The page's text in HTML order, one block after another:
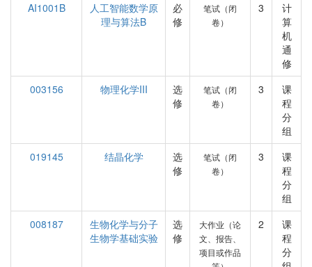
AI1001B
人工智能数学原
理与算法B
必
修
笔试（闭
卷）
3
计
算
机
通
修
003156
物理化学III
选
修
笔试（闭
卷）
3
课
程
分
组
019145
结晶化学
选
修
笔试（闭
卷）
3
课
程
分
组
008187
生物化学与分子
生物学基础实验
选
修
大作业（论
文、报告、
项目或作品
2
课
程
分